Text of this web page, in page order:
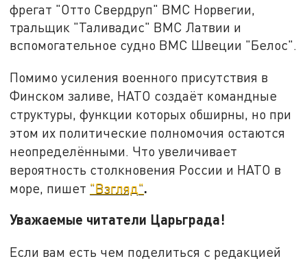
фрегат "Отто Свердруп" ВМС Норвегии,
тральщик "Таливадис" ВМС Латвии и
вспомогательное судно ВМС Швеции "Белос".
Помимо усиления военного присутствия в
Финском заливе, НАТО создаёт командные
структуры, функции которых обширны, но при
этом их политические полномочия остаются
неопределёнными. Что увеличивает
вероятность столкновения России и НАТО в
море, пишет "Взгляд".
Уважаемые читатели Царьграда!
Если вам есть чем поделиться с редакцией